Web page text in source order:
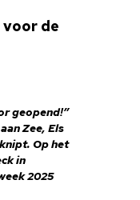
voor de
geopend!”
Zee, Els
Op het
in
2025